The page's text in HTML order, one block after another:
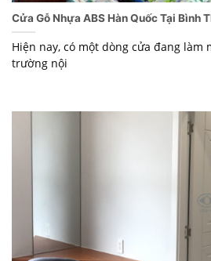
Cửa Gỗ Nhựa ABS Hàn Quốc Tại Bình
Hiện nay, có một dòng cửa đang làm
trường nội